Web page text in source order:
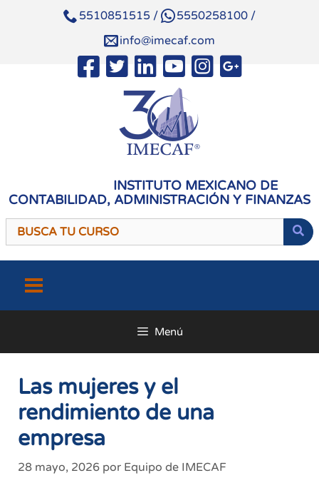
5510851515 / 5550258100 /
info@imecaf.com
INSTITUTO MEXICANO DE
CONTABILIDAD, ADMINISTRACIÓN Y FINANZAS
contenido
Menú
Las mujeres y el
rendimiento de una
empresa
28 mayo, 2026 por Equipo de IMECAF